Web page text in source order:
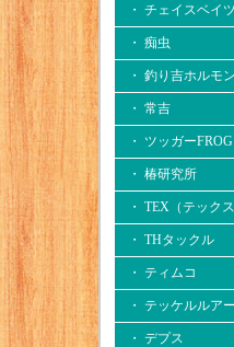
・ チェイスベイツ
・ 痴虫
・ 釣り吉ホルモン
・ 常吉
・ ツッガーFROG
・ 椿研究所
・ TEX（テックス
・ THタックル
・ ティムコ
・ テッケルルアー
・ デプス